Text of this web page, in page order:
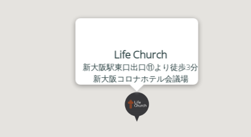
は
矢
印
キ
ー
を
Life Church
新大阪駅東口出口⑪より徒歩3分
新大阪コロナホテル会議場